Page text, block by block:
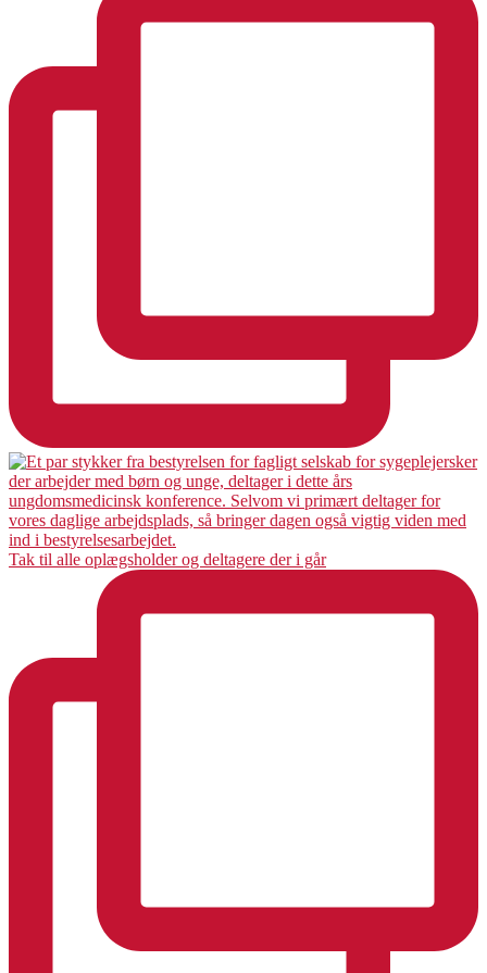
Tak til alle oplægsholder og deltagere der i går